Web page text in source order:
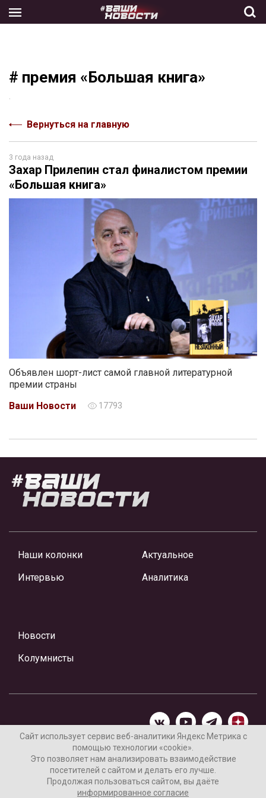
the
# премия «Большая книга»
Вернуться на главную
3 года назад
Захар Прилепин стал финалистом премии
«Большая книга»
Объявлен шорт-лист самой главной литературной
премии страны
Ваши Новости
17793
Наши колонки
Интервью
Актуальное
Аналитика
Новости
Колумнисты
Материалы предоставлены редакцией Интернет-газеты
«Ваши новости»
Нашли ошибку? Выделите ее и нажмите Ctrl+Enter
Сайт использует сервис веб-аналитики Яндекс Метрика с
помощью технологии «cookie».
Это позволяет нам анализировать взаимодействие
посетителей с сайтом и делать его лучше.
Продолжая пользоваться сайтом, вы даёте
информированное согласие